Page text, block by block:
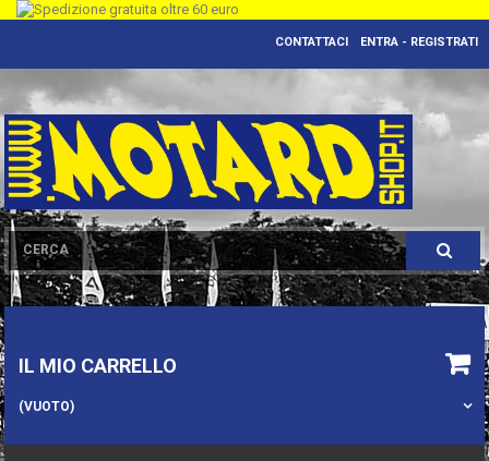
ENTRA - REGISTRATI
CONTATTACI
IL MIO CARRELLO
(VUOTO)